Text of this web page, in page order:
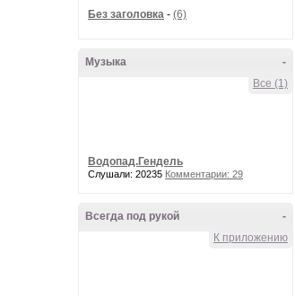
Без заголовка - (6)
-
Музыка
Все (1)
Водопад.Гендель
Слушали: 20235 Комментарии: 29
-
Всегда под рукой
К приложению